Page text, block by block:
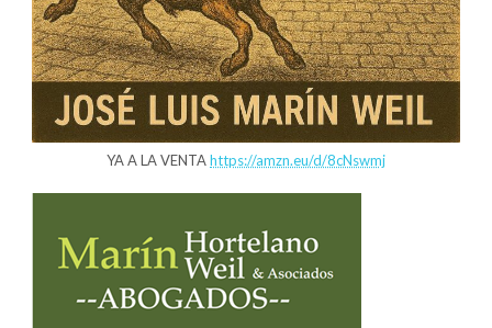
YA A LA VENTAhttps://amzn.eu/d/8cNswmj